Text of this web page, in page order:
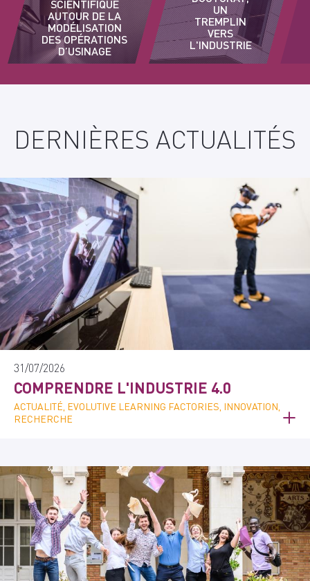
SCIENTIFIQUE
AUTOUR DE LA
MODÉLISATION
DES OPÉRATIONS
D’USINAGE
UN
TREMPLIN
VERS
L'INDUSTRIE
DERNIÈRES ACTUALITÉS
31/07/2026
COMPRENDRE L'INDUSTRIE 4.0
ACTUALITÉ, EVOLUTIVE LEARNING FACTORIES, INNOVATION,
RECHERCHE